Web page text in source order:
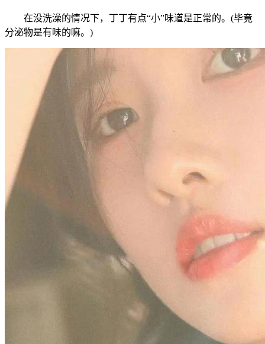
在没洗澡的情况下，丁丁有点“小”味道是正常的。(毕竟
分泌物是有味的嘛。)